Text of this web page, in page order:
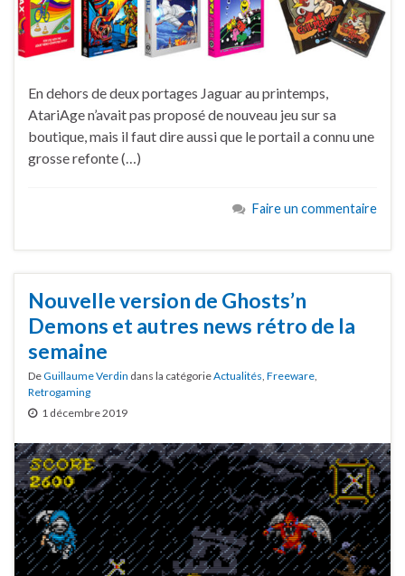
En dehors de deux portages Jaguar au printemps,
AtariAge n’avait pas proposé de nouveau jeu sur sa
boutique, mais il faut dire aussi que le portail a connu une
grosse refonte (…)
Faire un commentaire
Nouvelle version de Ghosts’n
Demons et autres news rétro de la
semaine
DeGuillaume Verdin dans la catégorieActualités Freeware
Retrogaming
1 décembre 2019